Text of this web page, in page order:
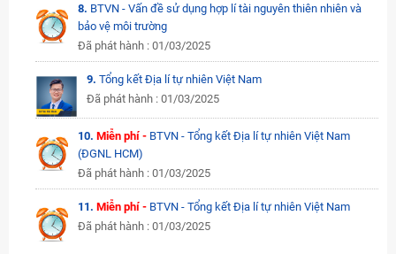
8. BTVN - Vấn đề sử dụng hợp lí tài nguyên thiên nhiên và
bảo vệ môi trường
Đã phát hành : 01/03/2025
9. Tổng kết Địa lí tự nhiên Việt Nam
Đã phát hành : 01/03/2025
10.Miễn phí - BTVN - Tổng kết Địa lí tự nhiên Việt Nam
(ĐGNL HCM)
Đã phát hành : 01/03/2025
11.Miễn phí - BTVN - Tổng kết Địa lí tự nhiên Việt Nam
Đã phát hành : 01/03/2025